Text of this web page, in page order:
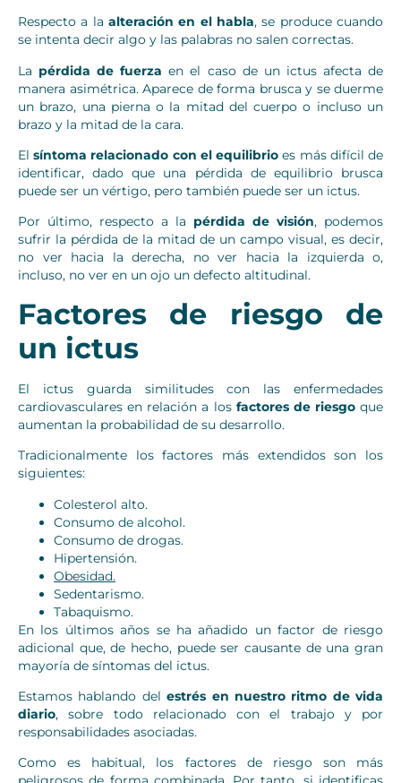
Respecto a la alteración en el habla, se produce cuando
se intenta decir algo y las palabras no salen correctas.
La pérdida de fuerza en el caso de un ictus afecta de
manera asimétrica. Aparece de forma brusca y se duerme
un brazo, una pierna o la mitad del cuerpo o incluso un
brazo y la mitad de la cara.
Elsíntoma relacionado con el equilibrio es más difícil de
identificar, dado que una pérdida de equilibrio brusca
puede ser un vértigo, pero también puede ser un ictus.
Por último, respecto a la pérdida de visión, podemos
sufrir la pérdida de la mitad de un campo visual, es decir,
no ver hacia la derecha, no ver hacia la izquierda o,
incluso, no ver en un ojo un defecto altitudinal.
Factores de riesgo de
un ictus
El ictus guarda similitudes con las enfermedades
cardiovasculares en relación a los factores de riesgo que
aumentan la probabilidad de su desarrollo.
Tradicionalmente los factores más extendidos son los
siguientes:
Colesterol alto.
Consumo de alcohol.
Consumo de drogas.
Hipertensión.
Obesidad.
Sedentarismo.
Tabaquismo.
En los últimos años se ha añadido un factor de riesgo
adicional que, de hecho, puede ser causante de una gran
mayoría de síntomas del ictus.
Estamos hablando delestrés en nuestro ritmo de vida
diario, sobre todo relacionado con el trabajo y por
responsabilidades asociadas.
Como es habitual, los factores de riesgo son más